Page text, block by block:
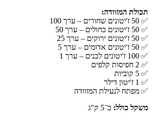
תכולת המזוודה:
✅ 50 ז'יטונים שחורים – ערך 100
✅ 50 ז'יטונים כחולים – ערך 50
✅ 50 ז'יטונים ירוקים – ערך 25
✅ 50 ז'יטונים אדומים – ערך 5
✅ 100 ז'יטונים לבנים – ערך 1
✅ 2 חפיסות קלפים
✅ 5 קוביות
✅ 1 ז'יטון דילר
✅ מפתח לנעילת המזוודה
משקל כולל: כ־5 ק"ג